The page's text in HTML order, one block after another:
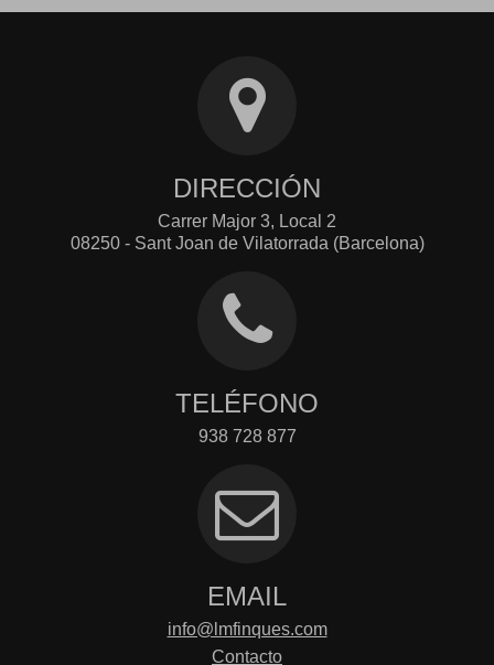
DIRECCIÓN
Carrer Major 3, Local 2
08250 - Sant Joan de Vilatorrada (Barcelona)
TELÉFONO
938 728 877
EMAIL
info@lmfinques.com
Contacto